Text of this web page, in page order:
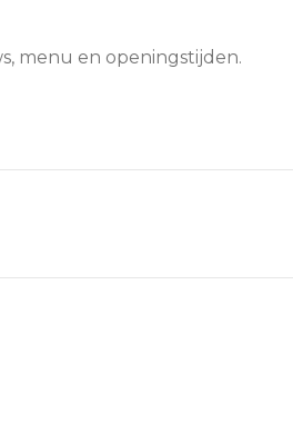
menu en openingstijden.